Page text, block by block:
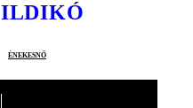
ILDIKÓ
énekesnő